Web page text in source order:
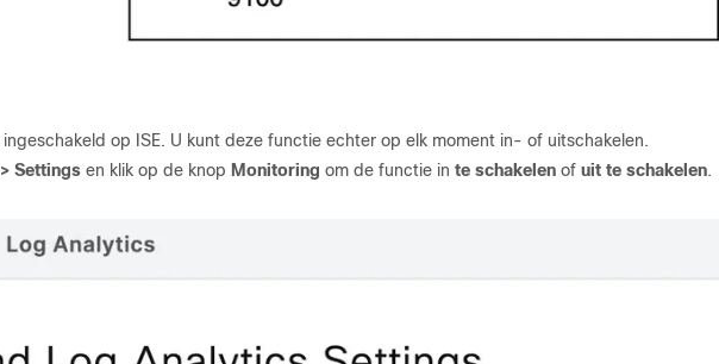
op ISE. U kunt deze functie echter op elk moment in- of uitschakelen.
Settings en klik op de knop Monitoring om de functie in te schakelen of uit te schakelen.